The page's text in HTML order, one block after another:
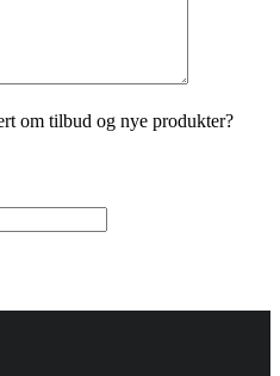
om tilbud og nye produkter?